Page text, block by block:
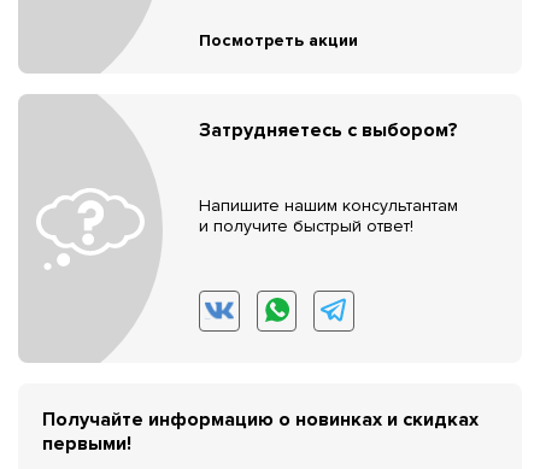
Посмотреть акции
Затрудняетесь с выбором?
Напишите нашим консультантам
и получите быстрый ответ!
Получайте информацию о новинках и скидках
первыми!